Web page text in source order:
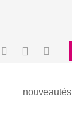
nouveautés